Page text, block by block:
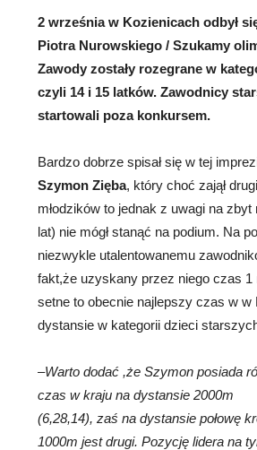
2 września w Kozienicach odbył
Piotra Nurowskiego / Szukamy
Zawody zostały rozegrane w
czyli 14 i 15 latków. Zawodnicy
startowali poza konkursem.
Bardzo dobrze spisał się w tej
Szymon Zięba, który choć zajął
młodzików to jednak z uwagi na zbyt
lat) nie mógł stanąć na podium. Na
niezwykle utalentowanemu
fakt,że uzyskany przez niego czas 1
setne to obecnie najlepszy czas w w
dystansie w kategorii dzieci
–Warto dodać ,że Szymon posiada
czas w kraju na dystansie 2000m
(6,28,14), zaś na dystansie połowę
1000m jest drugi. Pozycję lidera na